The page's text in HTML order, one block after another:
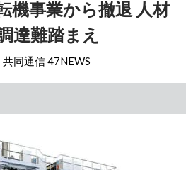
機事業から撤退 人材
達難踏まえ
共同通信 47NEWS